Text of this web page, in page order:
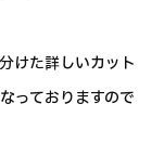
けた詳しいカット
っておりますので